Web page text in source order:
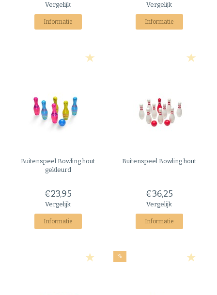
Vergelijk
Informatie
Vergelijk
Informatie
Buitenspeel Bowling hout
gekleurd
€23,95
Vergelijk
Informatie
Buitenspeel Bowling hout
€36,25
Vergelijk
Informatie
%